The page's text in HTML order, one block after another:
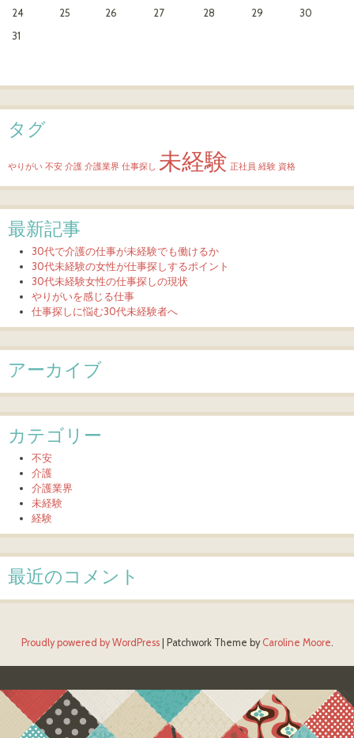
24
25 26 27 28 29
30
31
タグ
やりがい 不安 介護 介護業界 仕事探し 未経験 正社員 経験 資格
最新記事
30代で介護の仕事が未経験でも働けるか
30代未経験の女性が仕事探しするポイント
30代未経験女性の仕事探しの現状
やりがいを感じる仕事
仕事探しに悩む30代未経験者へ
アーカイブ
カテゴリー
不安
介護
介護業界
未経験
経験
最近のコメント
Proudly powered by WordPress | Patchwork Theme by Caroline Moore